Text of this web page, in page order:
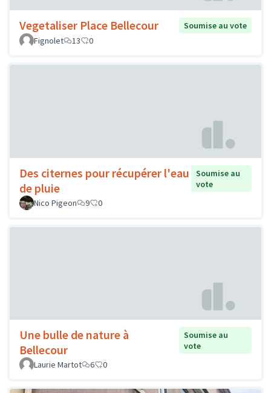
Vegetaliser Place Bellecour
Soumise au vote
Fignolet
13 0
Des citernes pour récupérer l'eau
de pluie
Soumise au
vote
Nico Pigeon
9 0
Une bulle de nature à
Bellecour
Soumise au
vote
Laurie Martot
6 0